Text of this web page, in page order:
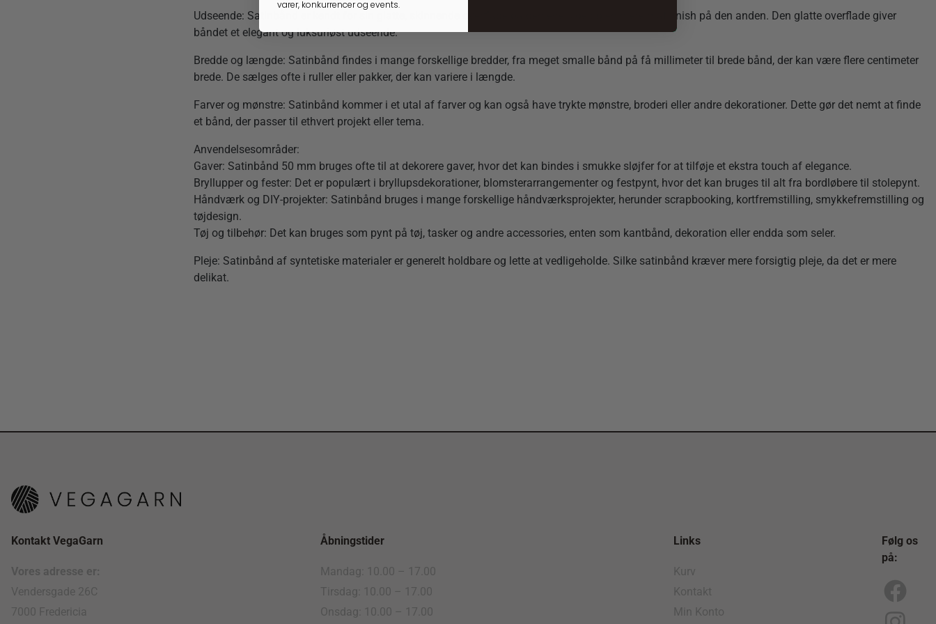
Udseende: Satinbånd er kendt for sin glatte, skinnende overflade på den ene side og en mere mat finish på den anden. Den glatte overflade giver
båndet et elegant og luksuriøst udseende.
Bredde og længde: Satinbånd findes i mange forskellige bredder, fra meget smalle bånd på få millimeter til brede bånd, der kan være flere centimeter
brede. De sælges ofte i ruller eller pakker, der kan variere i længde.
Farver og mønstre: Satinbånd kommer i et utal af farver og kan også have trykte mønstre, broderi eller andre dekorationer. Dette gør det nemt at finde
et bånd, der passer til ethvert projekt eller tema.
Anvendelsesområder:
Gaver: Satinbånd 50 mm bruges ofte til at dekorere gaver, hvor det kan bindes i smukke sløjfer for at tilføje et ekstra touch af elegance.
Bryllupper og fester: Det er populært i bryllupsdekorationer, blomsterarrangementer og festpynt, hvor det kan bruges til alt fra bordløbere til stolepynt.
Håndværk og DIY-projekter: Satinbånd bruges i mange forskellige håndværksprojekter, herunder scrapbooking, kortfremstilling, smykkefremstilling og
tøjdesign.
Tøj og tilbehør: Det kan bruges som pynt på tøj, tasker og andre accessories, enten som kantbånd, dekoration eller endda som seler.
Pleje: Satinbånd af syntetiske materialer er generelt holdbare og lette at vedligeholde. Silke satinbånd kræver mere forsigtig pleje, da det er mere
delikat.
Kontakt VegaGarn
Vores adresse er:
Vendersgade 26C
7000 Fredericia
Åbningstider
Mandag: 10.00 – 17.00
Tirsdag: 10.00 – 17.00
Onsdag: 10.00 – 17.00
Links
Kurv
Kontakt
Min Konto
Følg os
på:
F
I
varer, konkurrencer og events.